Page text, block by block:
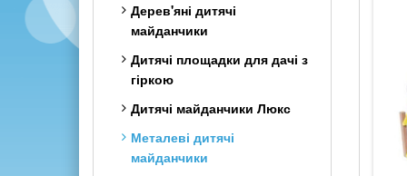
малюкам
Трансформер
Класика з дерева
Шведська стінка Комбі
(2в1)
Дерев'яні дитячі
майданчики
Дитячі площадки для дачі з
гіркою
Дитячі майданчики Люкс
Металеві дитячі
майданчики